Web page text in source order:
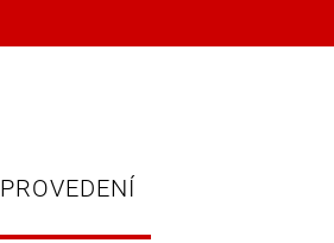
PROVEDENÍ